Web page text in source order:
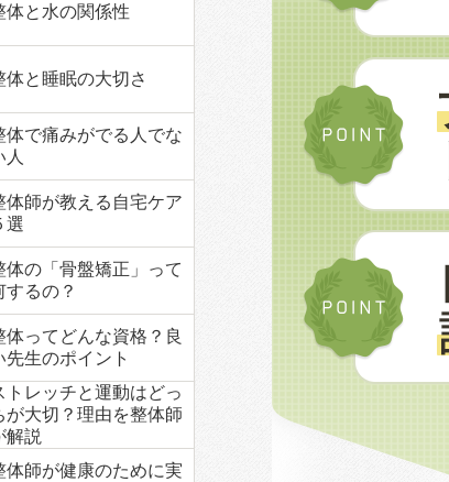
体と水の関係性
体と睡眠の大切さ
体で痛みがでる人でな
人
体師が教える自宅ケア
選
体の「骨盤矯正」って
するの？
体ってどんな資格？良
先生のポイント
トレッチと運動はどっ
が大切？理由を整体師
解説
体師が健康のために実